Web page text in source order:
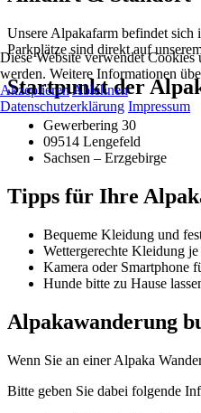
Unsere Alpakafarm befindet sich
Parkplätze sind direkt auf
Startpunkt der
Gewerbering 30
09514 Lengefeld
Sachsen – Erzgebirge
Tipps für Ihre
Bequeme Kleidung und
Wettergerechte Kleidung je
Kamera oder Smartphone
Hunde bitte zu Hause
Alpakawanderung
Wenn Sie an einer Alpaka
Bitte geben Sie dabei folgende
Diese Website verwendet Cookies
werden. Weitere Informationen
AkzeptierenAblehnen
Datenschutzerklärung Impressum